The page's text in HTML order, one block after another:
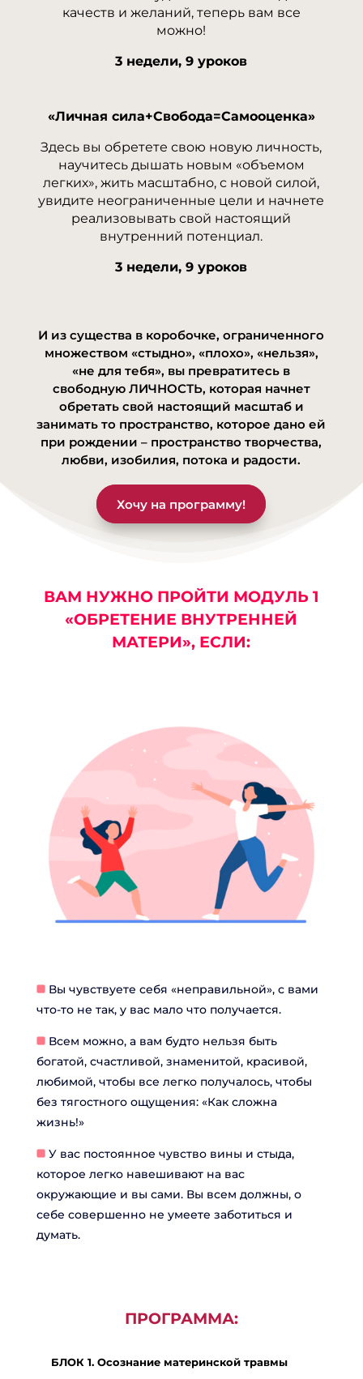
eharitonova.ru/chto-takoe-treugolnik-karpmana-i-kak-iz-nego-
eharitonova.ru/chto-takoe-treugolnik-karpmana-i-kak-iz-nego-
giligiacollege.com- ... [Trackback] [...] Find More Information
karpmana-i-kak-iz-nego-vybratsya/ [...]
diyala Uni - ... [Trackback] [...] Info on that Topic:
eharitonova.ru/chto-takoe-treugolnik-karpmana-i-kak-iz-nego-
vybratsya/ [...]
mostbet aplikace- ... [Trackback] [...] Information to that
Topic: eharitonova.ru/chto-takoe-treugolnik-karpmana-i-kak-iz-
kak-iz-nego-vybratsya/ [...]
best seo company las vegas
- ... [Trackback] [...] Find More
Information here to that Topic: eharitonova.ru/chto-takoe-
treugolnik-karpmana-i-kak-iz-nego-vybratsya/ [...]
Оставить комментарий
Ваш адрес email не будет опубликован.
Обязательные поля помечены*
ОСТАВИТЬ КОММЕНТАРИЙ
качеств и желаний, теперь вам все
можно!
3 недели, 9 уроков
«Личная сила+Свобода=Самооценка»
Здесь вы обретете свою новую личность,
научитесь дышать новым «объемом
легких», жить масштабно, с новой силой,
увидите неограниченные цели и начнете
реализовывать свой настоящий
внутренний потенциал.
3 недели, 9 уроков
И из существа в коробочке, ограниченного
множеством «стыдно», «плохо», «нельзя»,
«не для тебя», вы превратитесь в
свободную ЛИЧНОСТЬ, которая начнет
обретать свой настоящий масштаб и
занимать то пространство, которое дано ей
при рождении – пространство творчества,
любви, изобилия, потока и радости.
Хочу на программу!
ВАМ НУЖНО ПРОЙТИ МОДУЛЬ 1
«ОБРЕТЕНИЕ ВНУТРЕННЕЙ
МАТЕРИ», ЕСЛИ:
Вы чувствуете себя «неправильной», с вами
что-то не так, у вас мало что получается.
Всем можно, а вам будто нельзя быть
богатой, счастливой, знаменитой, красивой,
любимой, чтобы все легко получалось, чтобы
без тягостного ощущения: «Как сложна
жизнь!»
У вас постоянное чувство вины и стыда,
которое легко навешивают на вас
окружающие и вы сами. Вы всем должны, о
себе совершенно не умеете заботиться и
думать.
ПРОГРАММА:
БЛОК 1. Осознание материнской травмы